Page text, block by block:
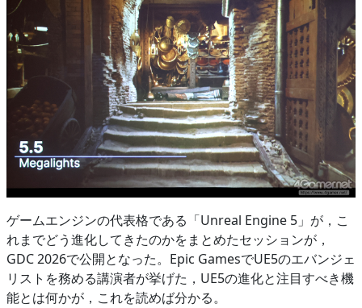
ゲームエンジンの代表格である「Unreal Engine 5」が，こ
れまでどう進化してきたのかをまとめたセッションが，
GDC 2026で公開となった。Epic GamesでUE5のエバンジェ
リストを務める講演者が挙げた，UE5の進化と注目すべき機
能とは何かが，これを読めば分かる。